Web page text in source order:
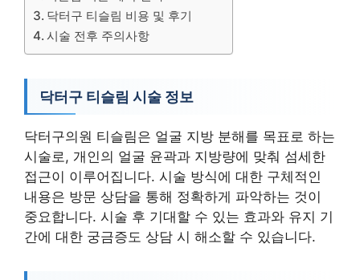
닥터구 티슬림 비용 및 후기
시술 전후 주의사항
닥터구 티슬림 시술 정보
닥터구의원 티슬림은 얼굴 지방 분해를 목표로 하는
시술로, 개인의 얼굴 윤곽과 지방량에 맞춰 섬세한
접근이 이루어집니다. 시술 방식에 대한 구체적인
내용은 방문 상담을 통해 정확하게 파악하는 것이
중요합니다. 시술 후 기대할 수 있는 효과와 유지 기
간에 대한 궁금증도 상담 시 해소할 수 있습니다.